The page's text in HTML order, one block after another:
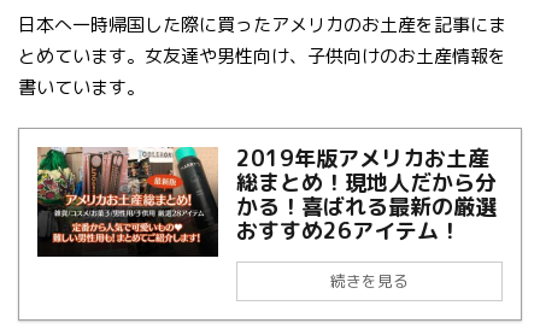
日本へ一時帰国した際に買ったアメリカのお土産を記事にま
とめています。女友達や男性向け、子供向けのお土産情報を
書いています。
2019年版アメリカお土産
総まとめ！現地人だから分
かる！喜ばれる最新の厳選
おすすめ26アイテム！
続きを見る